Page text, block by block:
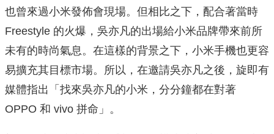
也曾來過小米發佈會現場。但相比之下，配合著當時
Freestyle 的火爆，吳亦凡的出場給小米品牌帶來前所
未有的時尚氣息。在這樣的背景之下，小米手機也更容
易擴充其目標市場。所以，在邀請吳亦凡之後，旋即有
媒體指出「找來吳亦凡的小米，分分鐘都在對著
OPPO 和 vivo 拼命」。